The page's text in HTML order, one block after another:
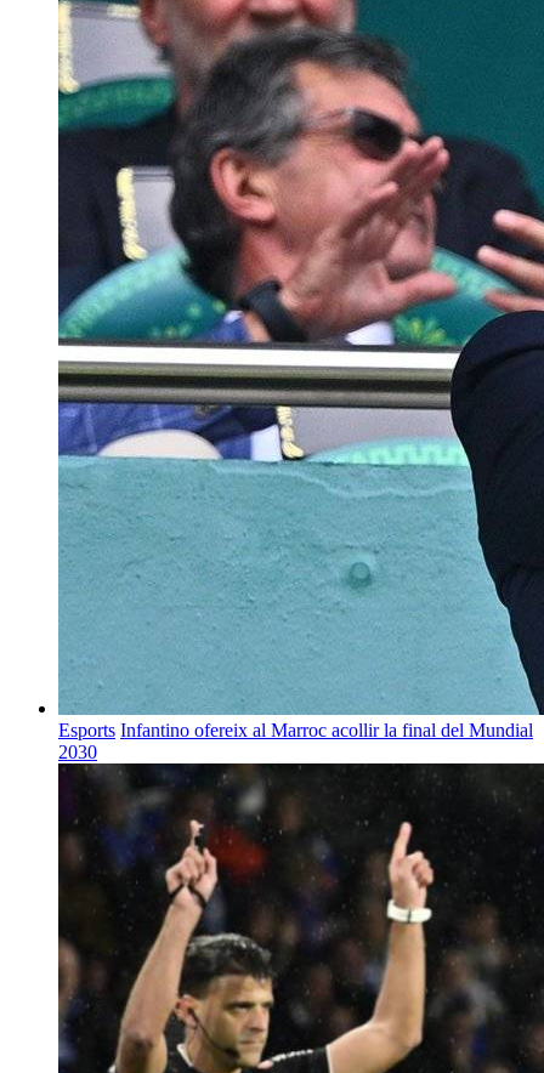
Esports Infantino ofereix al Marroc acollir la final del Mundial
2030